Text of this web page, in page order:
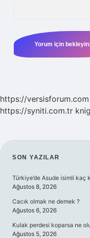
https://versisforum.com
https://syniti.com.tr
SIDEBAR
SON YAZILAR
Türkiye’de Asude isimli kaç
Ağustos 8, 2026
Cacık olmak ne demek ?
Ağustos 6, 2026
Kulak perdesi koparsa ne
Ağustos 5, 2026